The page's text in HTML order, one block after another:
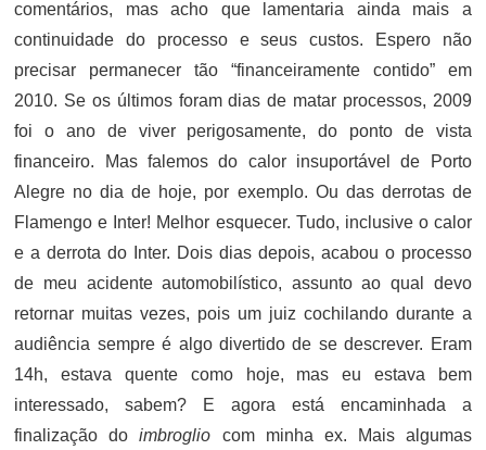
comentários, mas acho que lamentaria ainda mais a
continuidade do processo e seus custos. Espero não
precisar permanecer tão “financeiramente contido” em
2010. Se os últimos foram dias de matar processos, 2009
foi o ano de viver perigosamente, do ponto de vista
financeiro. Mas falemos do calor insuportável de Porto
Alegre no dia de hoje, por exemplo. Ou das derrotas de
Flamengo e Inter! Melhor esquecer. Tudo, inclusive o calor
e a derrota do Inter. Dois dias depois, acabou o processo
de meu acidente automobilístico, assunto ao qual devo
retornar muitas vezes, pois um juiz cochilando durante a
audiência sempre é algo divertido de se descrever. Eram
14h, estava quente como hoje, mas eu estava bem
interessado, sabem? E agora está encaminhada a
finalização doimbroglio com minha ex. Mais algumas